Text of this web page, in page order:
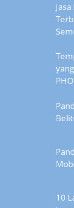
10